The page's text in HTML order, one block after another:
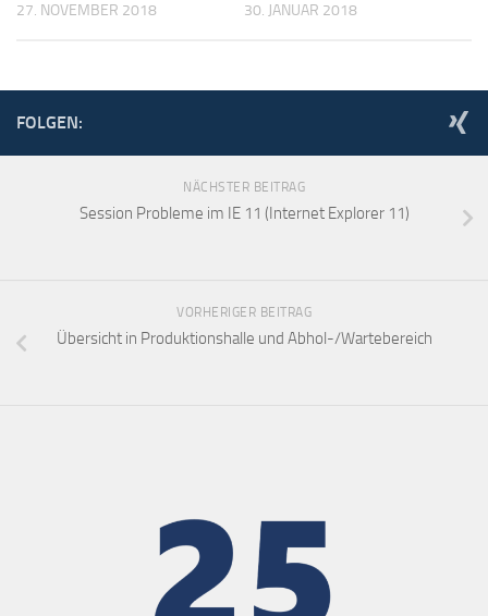
27. NOVEMBER 2018 30. JANUAR 2018
FOLGEN:
NÄCHSTER BEITRAG
Session Probleme im IE 11 (Internet Explorer 11)
VORHERIGER BEITRAG
Übersicht in Produktionshalle und Abhol-/Wartebereich